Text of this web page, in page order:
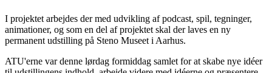
I projektet arbejdes der med udvikling af podcast, spil, tegninger,
animationer, og som en del af projektet skal der laves en ny
permanent udstilling på Steno Museet i Aarhus.
ATU'erne var denne lørdag formiddag samlet for at skabe nye idéer